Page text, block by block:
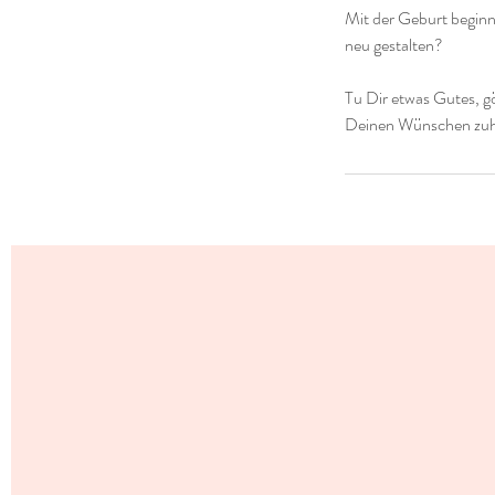
Mit der Geburt
neu gestalten?
Tu Dir etwas Gutes,
Deinen Wünschen